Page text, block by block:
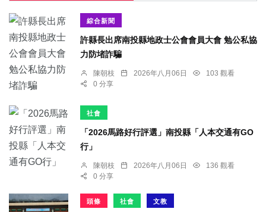
綜合新聞
許縣長出席南投縣地政士公會會員大會 勉公私協
力防堵詐騙
陳朝枝 2026年八月06日
103 觀看
0 分享
社會
「2026馬路好行評選」南投縣「人本交通有GO
行」
陳朝枝 2026年八月06日
136 觀看
0 分享
頭條 社會 文教